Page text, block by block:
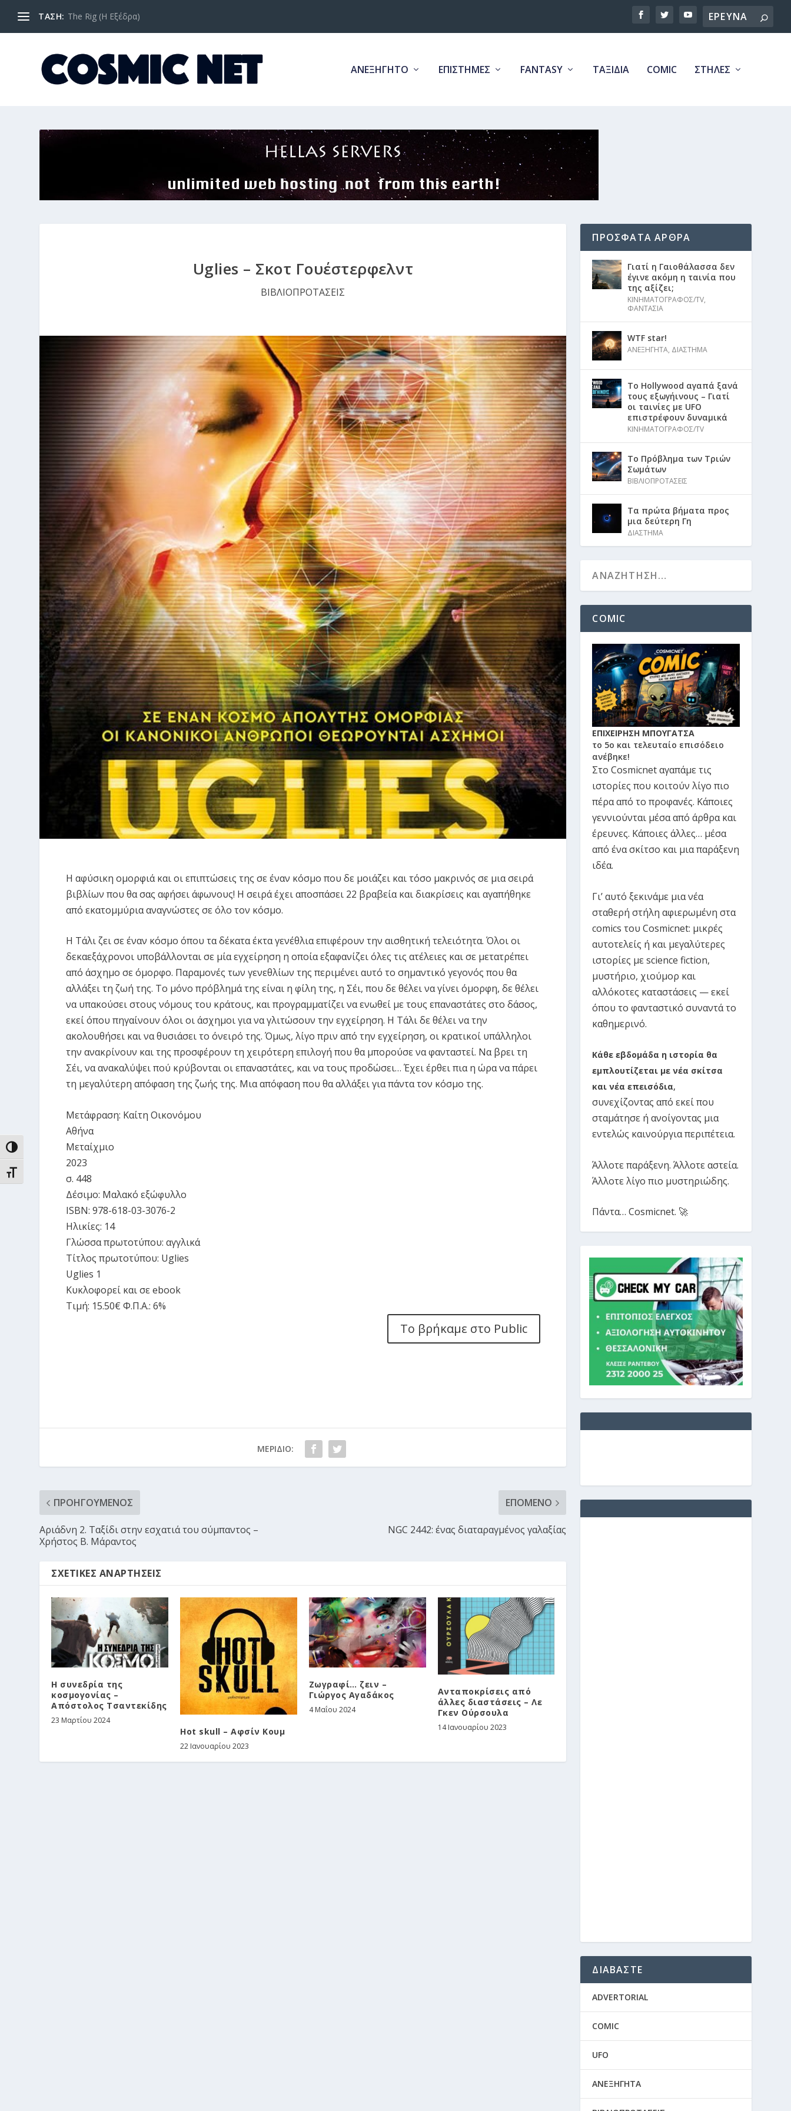
ΕΝΑΛΛΑΓΉ ΥΨΗΛΉΣ ΑΝΤΊΘΕΣΗΣ
ΕΝΑΛΛΑΓΉ ΜΕΓΈΘΟΥΣ ΓΡΑΜΜΆΤΩΝ
ΤΑΣΗ: The Rig (Η Εξέδρα) Search
ΑΝΕΞΗΓΗΤΟ ΕΠΙΣΤΗΜΕΣ FANTASY ΤΑΞΙΔΙΑ COMIC ΣΤΗΛΕΣ
Uglies – Σκοτ Γουέστερφελντ
ΒΙΒΛΙΟΠΡΟΤΑΣΕΙΣ
Η αφύσικη ομορφιά και οι επιπτώσεις της σε έναν κόσμο που δε μοιάζει και τόσο μακρινός σε μια σειρά
βιβλίων που θα σας αφήσει άφωνους! Η σειρά έχει αποσπάσει 22 βραβεία και διακρίσεις και αγαπήθηκε
από εκατομμύρια αναγνώστες σε όλο τον κόσμο.
Η Τάλι ζει σε έναν κόσμο όπου τα δέκατα έκτα γενέθλια επιφέρουν την αισθητική τελειότητα. Όλοι οι
δεκαεξάχρονοι υποβάλλονται σε μία εγχείρηση η οποία εξαφανίζει όλες τις ατέλειες και σε μετατρέπει
από άσχημο σε όμορφο. Παραμονές των γενεθλίων της περιμένει αυτό το σημαντικό γεγονός που θα
αλλάξει τη ζωή της. Το μόνο πρόβλημά της είναι η φίλη της, η Σέι, που δε θέλει να γίνει όμορφη, δε θέλει
να υπακούσει στους νόμους του κράτους, και προγραμματίζει να ενωθεί με τους επαναστάτες στο δάσος,
εκεί όπου πηγαίνουν όλοι οι άσχημοι για να γλιτώσουν την εγχείρηση. Η Τάλι δε θέλει να την
ακολουθήσει και να θυσιάσει το όνειρό της. Όμως, λίγο πριν από την εγχείρηση, οι κρατικοί υπάλληλοι
την ανακρίνουν και της προσφέρουν τη χειρότερη επιλογή που θα μπορούσε να φανταστεί. Να βρει τη
Σέι, να ανακαλύψει πού κρύβονται οι επαναστάτες, και να τους προδώσει… Έχει έρθει πια η ώρα να πάρει
τη μεγαλύτερη απόφαση της ζωής της. Μια απόφαση που θα αλλάξει για πάντα τον κόσμο της.
Μετάφραση: Καίτη Οικονόμου
Αθήνα
Μεταίχμιο
2023
σ. 448
Δέσιμο: Μαλακό εξώφυλλο
ISBN: 978-618-03-3076-2
Ηλικίες: 14
Γλώσσα πρωτοτύπου: αγγλικά
Τίτλος πρωτοτύπου: Uglies
Uglies 1
Κυκλοφορεί και σε ebook
Τιμή: 15.50€ Φ.Π.Α.: 6%
Το βρήκαμε στο Public
ΜΕΡΊΔΙΟ:
ΠΡΟΗΓΟΎΜΕΝΟΣ
Αριάδνη 2. Ταξίδι στην εσχατιά του σύμπαντος –
Χρήστος Β. Μάραντος
ΕΠΌΜΕΝΟ
NGC 2442: ένας διαταραγμένος γαλαξίας
ΣΧΕΤΙΚΈΣ ΑΝΑΡΤΉΣΕΙΣ
Η συνεδρία της
κοσμογονίας –
Απόστολος Τσαντεκίδης
23 Μαρτίου 2024
Hot skull – Αφσίν Κουμ
22 Ιανουαρίου 2023
Ζωγραφί… ζειν –
Γιώργος Αγαδάκος
4 Μαΐου 2024
Ανταποκρίσεις από
άλλες διαστάσεις – Λε
Γκεν Ούρσουλα
14 Ιανουαρίου 2023
ΠΡΟΣΦΑΤΑ ΑΡΘΡΑ
Γιατί η Γαιοθάλασσα δεν
έγινε ακόμη η ταινία που
της αξίζει;
ΚΙΝΗΜΑΤΟΓΡΑΦΟΣ/TV,
ΦΑΝΤΑΣΙΑ
WTF star!
ΑΝΕΞΗΓΗΤΑ, ΔΙΑΣΤΗΜΑ
Το Hollywood αγαπά ξανά
τους εξωγήινους – Γιατί
οι ταινίες με UFO
επιστρέφουν δυναμικά
ΚΙΝΗΜΑΤΟΓΡΑΦΟΣ/TV
Το Πρόβλημα των Τριών
Σωμάτων
ΒΙΒΛΙΟΠΡΟΤΑΣΕΙΣ
Τα πρώτα βήματα προς
μια δεύτερη Γη
ΔΙΑΣΤΗΜΑ
COMIC
ΕΠΙΧΕΙΡΗΣΗ ΜΠΟΥΓΑΤΣΑ
το 5ο και τελευταίο επισόδειο
ανέβηκε!
Στο Cosmicnet αγαπάμε τις
ιστορίες που κοιτούν λίγο πιο
πέρα από το προφανές. Κάποιες
γεννιούνται μέσα από άρθρα και
έρευνες. Κάποιες άλλες… μέσα
από ένα σκίτσο και μια παράξενη
ιδέα.
Γι’ αυτό ξεκινάμε μια νέα
σταθερή στήλη αφιερωμένη στα
comics του Cosmicnet: μικρές
αυτοτελείς ή και μεγαλύτερες
ιστορίες με science fiction,
μυστήριο, χιούμορ και
αλλόκοτες καταστάσεις — εκεί
όπου το φανταστικό συναντά το
καθημερινό.
Κάθε εβδομάδα η ιστορία θα
εμπλουτίζεται με νέα σκίτσα
και νέα επεισόδια,
συνεχίζοντας από εκεί που
σταμάτησε ή ανοίγοντας μια
εντελώς καινούργια περιπέτεια.
Άλλοτε παράξενη. Άλλοτε αστεία.
Άλλοτε λίγο πιο μυστηριώδης.
Πάντα… Cosmicnet. 🚀
ΔΙΑΒΑΣΤΕ
ADVERTORIAL
COMIC
UFO
ΑΝΕΞΗΓΗΤΑ